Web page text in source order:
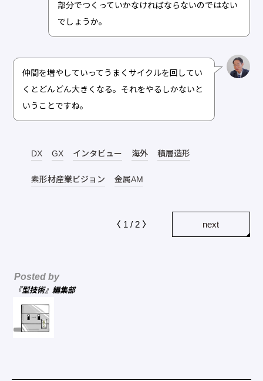
部分でつくっていかなければならないのではない
でしょうか。
仲間を増やしていってうまくサイクルを回してい
くとどんどん大きくなる。それをやるしかないと
いうことですね。
DX GX インタビュー 海外 積層造形
素形材産業ビジョン 金属AM
〈 1 / 2 〉 next
Posted by
『型技術』編集部